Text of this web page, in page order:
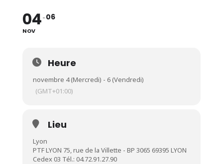
04
NOV
06
Heure
novembre 4 (Mercredi) - 6 (Vendredi)
(GMT+01:00)
Lieu
Lyon
PTF LYON 75, rue de la Villette - BP 3065 69395 LYON
Cedex 03 Tél.: 04.72.91.27.90